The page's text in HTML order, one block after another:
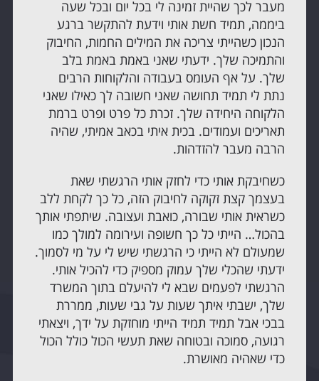
מעבר לכך שהיית זמינה לי בכל יום ובכל שעה
ביממה, תמיד חשת אותי וידעת להתקשר ברגע
הנכון כשהייתי צריכה את המילים החמות, החיבוק
והתמיכה שלך. ידעתי שאני באמת באמת בלב
שלך. על אף העומס בעבודה והלקוחות הרבים
נתת לי תמיד תחושה שאני חשובה לך כאילו שאני
הלקוחה היחידה שלך. זכרת כל פרט ופרט ברמת
תאריכים ועמודים. בכית איתי בכאב אמיתי, שהיה
הרבה מעבר להזדהות.
כשחיבקת אותי כדי לחזק אותי הרגשתי שאת
בעצמך קצת זקוקה לחיבוק הזה, כל כך לקחת ללב
כשראית אותי שבורה, כואבת ועצובה. שיתפתי אותך
בהכול… הייתי כל כך חשופה ועירומה למולך כמו
שמעולם לא הייתי כי הרגשתי שיש לי על מי לסמוך.
ידעתי שהכלי שלך עמוק מספיק כדי להכיל אותי.
הרגשתי לפעמים שבא לי להיעלם בתוך המשרד
שלך, ישבתי איתך שעות על גבי שעות, ממררת
בבכי אבל תמיד תמיד הייתי מוחזקת על ידך, ויצאתי
רגועה, סמוכה ובטוחה שאת תעשי הכול כולל הכול
כדי שאהיה מאושרת.